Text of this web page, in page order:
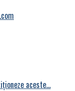
aceste…